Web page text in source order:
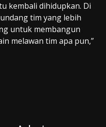
kembali dihidupkan. Di
tim yang lebih
untuk membangun
melawan tim apa pun,”